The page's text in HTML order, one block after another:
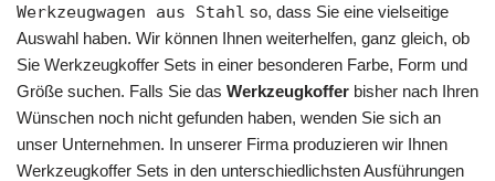
Werkzeugwagen aus Stahl so, dass Sie eine vielseitige
Auswahl haben. Wir können Ihnen weiterhelfen, ganz gleich, ob
Sie Werkzeugkoffer Sets in einer besonderen Farbe, Form und
Größe suchen. Falls Sie das Werkzeugkoffer bisher nach Ihren
Wünschen noch nicht gefunden haben, wenden Sie sich an
unser Unternehmen. In unserer Firma produzieren wir Ihnen
Werkzeugkoffer Sets in den unterschiedlichsten Ausführungen